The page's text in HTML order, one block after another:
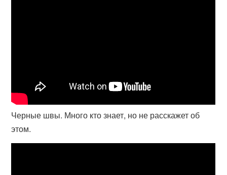
Черные швы. Много кто знает, но не расскажет об
этом.